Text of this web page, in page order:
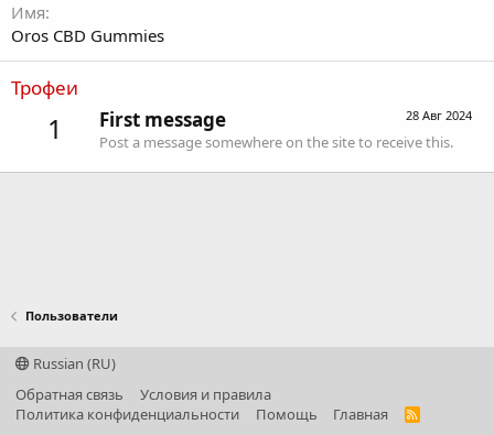
Имя
Oros CBD Gummies
Трофеи
1 28 Авг 2024
First message
Post a message somewhere on the site to receive this.
Пользователи
Russian (RU)
Обратная связь
Условия и правила
Политика конфиденциальности
Помощь Главная
R